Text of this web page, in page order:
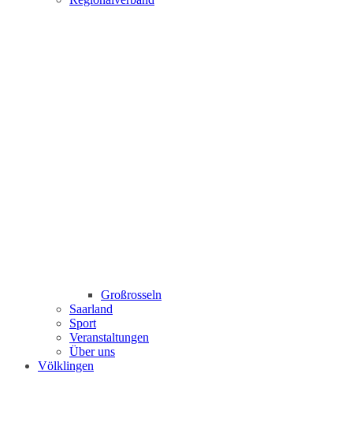
Großrosseln
Saarland
Sport
Veranstaltungen
Über uns
Völklingen